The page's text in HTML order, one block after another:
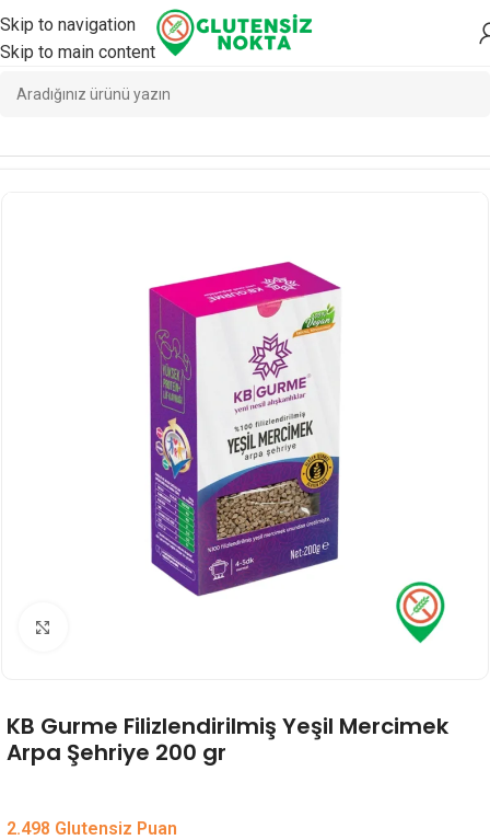
Skip to navigation
Skip to main content
Ana Sayfa Yemeklik
KB Gurme Filizlendirilmiş Yeşil Mercimek
Arpa Şehriye 200 gr
2.498 Glutensiz Puan